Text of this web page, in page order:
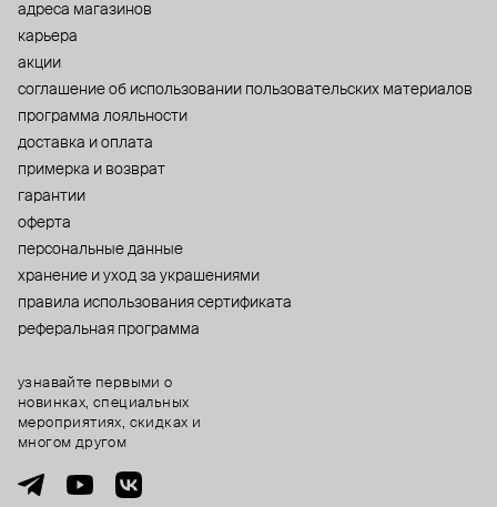
адреса магазинов
карьера
акции
cоглашение об использовании пользовательских материалов
программа лояльности
доставка и оплата
примерка и возврат
гарантии
оферта
персональные данные
хранение и уход за украшениями
правила использования сертификата
реферальная программа
узнавайте первыми о
новинках, специальных
мероприятиях, скидках и
многом другом